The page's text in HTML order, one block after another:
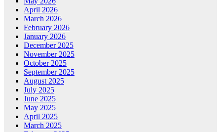
April 2026
March 2026
February 2026
January 2026
December 2025
November 2025
October 2025
September 2025
August 2025
July 2025
June 2025
May 2025
April 2025
March 2025